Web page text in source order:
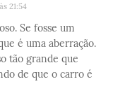
21:54
Se fosse um
é uma aberração.
tão grande que
de que o carro é